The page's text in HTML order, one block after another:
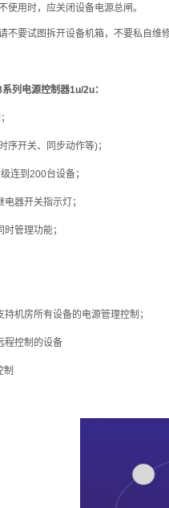
用时，应关闭设备电源总闸。
要试图拆开设备机箱，不要私自维
列电源控制器1u/2u：
开关、同步动作等)；
连到200台设备；
器开关指示灯；
管理功能；
机房所有设备的电源管理控制；
程控制的设备